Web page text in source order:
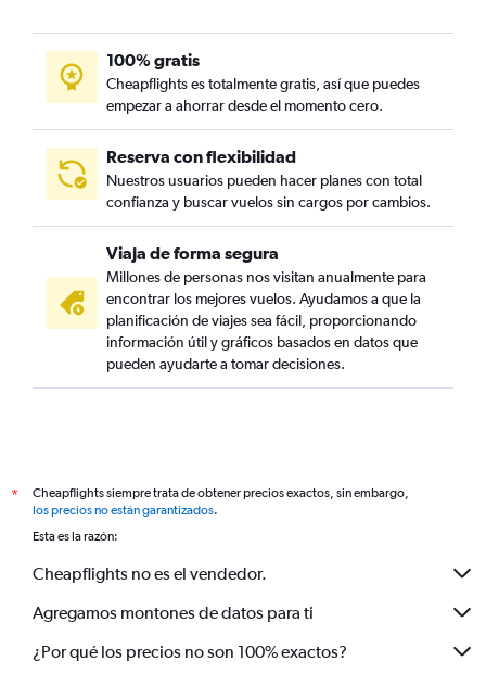
100% gratis
Cheapflights es totalmente gratis, así que puedes
empezar a ahorrar desde el momento cero.
Reserva con flexibilidad
Nuestros usuarios pueden hacer planes con total
confianza y buscar vuelos sin cargos por cambios.
Viaja de forma segura
Millones de personas nos visitan anualmente para
encontrar los mejores vuelos. Ayudamos a que la
planificación de viajes sea fácil, proporcionando
información útil y gráficos basados en datos que
pueden ayudarte a tomar decisiones.
*
Cheapflights siempre trata de obtener precios exactos, sin embargo,
los precios no están garantizados.
Esta es la razón:
Cheapflights no es el vendedor.
Agregamos montones de datos para ti
¿Por qué los precios no son 100% exactos?